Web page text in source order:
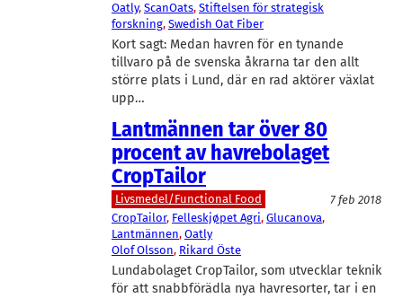
Oatly, ScanOats, Stiftelsen för strategisk
forskning, Swedish Oat Fiber
Kort sagt: Medan havren för en tynande
tillvaro på de svenska åkrarna tar den allt
större plats i Lund, där en rad aktörer växlat
upp…
Lantmännen tar över 80
procent av havrebolaget
CropTailor
Livsmedel/Functional Food
7 feb 2018
CropTailor, Felleskjøpet Agri, Glucanova
Lantmännen, Oatly
Olof Olsson, Rikard Öste
Lundabolaget CropTailor, som utvecklar teknik
för att snabbförädla nya havresorter, tar i en